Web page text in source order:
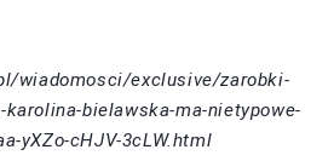
wiadomosci/exclusive/zarobki-
karolina-bielawska-ma-nietypowe-
yXZo-cHJV-3cLW.html